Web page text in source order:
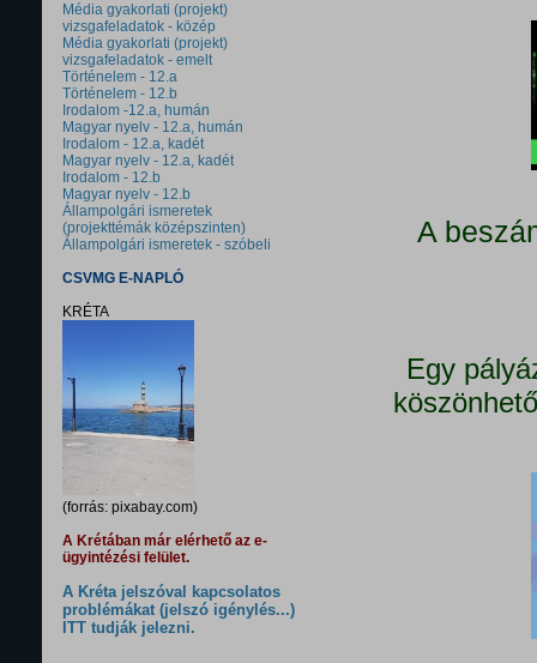
Média gyakorlati (projekt)
vizsgafeladatok - közép
Média gyakorlati (projekt)
vizsgafeladatok - emelt
Történelem - 12.a
Történelem - 12.b
Irodalom -12.a, humán
Magyar nyelv - 12.a, humán
Irodalom - 12.a, kadét
Magyar nyelv - 12.a, kadét
Irodalom - 12.b
Magyar nyelv - 12.b
Állampolgári ismeretek
(projekttémák középszinten)
Állampolgári ismeretek - szóbeli
CSVMG E-NAPLÓ
KRÉTA
(forrás: pixabay.com)
A Krétában már elérhető az e-
ügyintézési felület.
A Kréta jelszóval kapcsolatos
problémákat (jelszó igénylés...)
ITT tudják jelezni.
A
Egy